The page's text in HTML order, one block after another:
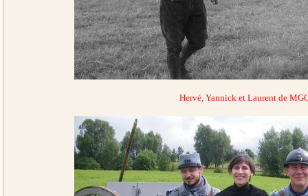
Hervé, Yannick et Laurent de